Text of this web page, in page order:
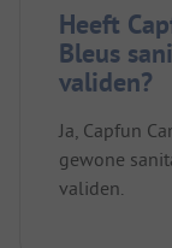
Heeft
Bleus
validen?
Ja, Capfun
gewone
validen.